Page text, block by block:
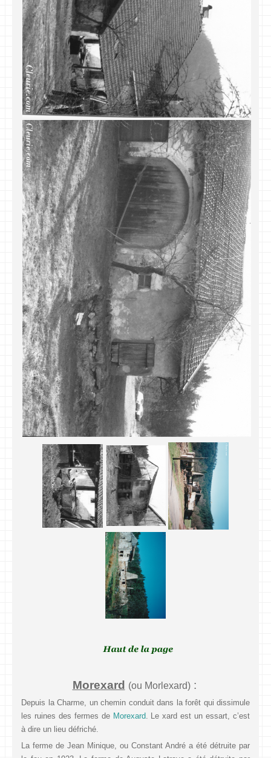
Morexard (ou Morlexard):
Depuis la Charme, un chemin conduit dans la forêt qui dissimule
les ruines des fermes de Morexard . Le xard est un essart, c’est
à dire un lieu défriché.
La ferme de Jean Minique, ou Constant André a été détruite par